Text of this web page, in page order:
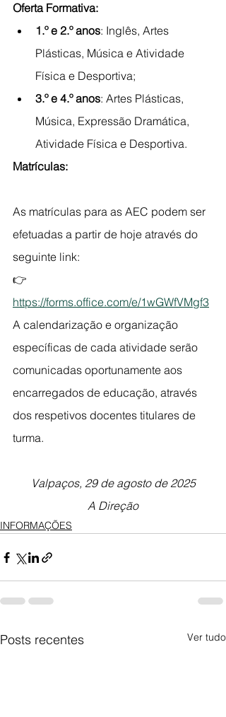
Oferta Formativa:
1.º e 2.º anos: Inglês, Artes
Plásticas, Música e Atividade
Física e Desportiva;
3.º e 4.º anos: Artes Plásticas,
Música, Expressão Dramática,
Atividade Física e Desportiva.
Matrículas:
As matrículas para as AEC podem ser
efetuadas a partir de hoje através do
seguinte link:
👉
https://forms.office.com/e/1wGWfVMgf3
A calendarização e organização
específicas de cada atividade serão
comunicadas oportunamente aos
encarregados de educação, através
dos respetivos docentes titulares de
turma.
Valpaços, 29 de agosto de 2025
A Direção
INFORMAÇÕES
Posts recentes Ver tudo